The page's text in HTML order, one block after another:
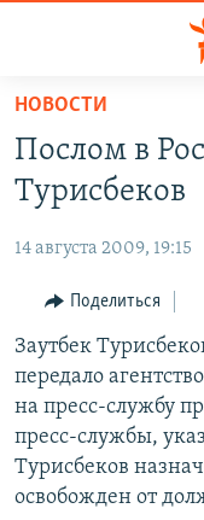
Вернуться
основному
содержанию
Вернутся
навигации
Вернутся
поиску
КАЗАХСТАН
УЗБЕКИСТАН
ТАДЖИКИСТАН
НОВОСТИ
ВОЙНА В УКРАИНЕ
НА ДРУГИХ ЯЗЫКАХ
ҚАЗАҚША
КЫРГЫЗЧА
ЎЗБЕКЧА
ТОҶИКӢ
TÜRKMENÇE
Все сайты РСЕ/
НОВОСТИ
Послом в
Турисбеков
14 августа 2009, 19:15
Поделиться
Заутбек
передало
на пресс-службу
пресс-службы,
Турисбеков
освобожден от